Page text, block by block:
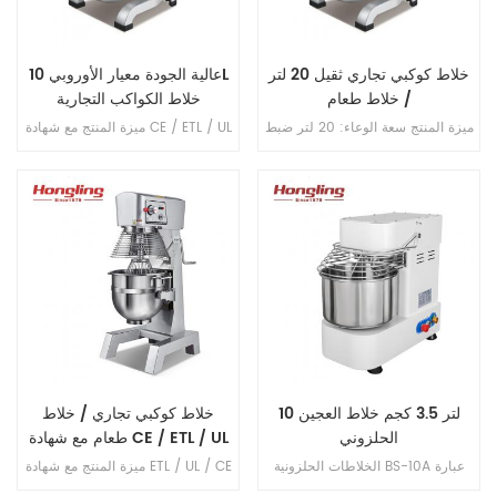
عالية الجودة معيار الأوروبي 10L
خلاط الكواكب التجارية
ميزة المنتج مع شهادة CE / ETL / UL
دورة في الدقيقة سعة الدقيق: 2 كجم
الجسم: الألمنيوم المصبوب مادة
خطاف الخلط: الألمنيوم المصبوب
دافع التروس
خلاط كوكبي تجاري ثقيل 20 لتر
/ خلاط طعام
ميزة المنتج سعة الوعاء: 20 لتر ضبط
الدقيق: 5 كجم سعة العجين ： 8
كجم مادة الجسم: الألمنيوم المصبوب
مادة الترباس: S . S . . 304 كرة
. S . . 304 فوز الخلط: الألمنيوم
المصبوب خطاف الخلط: الألمنيوم
المصبوب دافع التروس
خلاط كوكبي تجاري / خلاط
طعام مع شهادة CE / ETL / UL
ميزة المنتج مع شهادة ETL / UL / CE
10 لتر 3.5 كجم خلاط العجين
الحلزوني
الخلاطات الحلزونية BS-10A عبارة